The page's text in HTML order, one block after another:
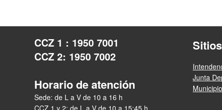
CCZ 1 : 1950 7001
CCZ 2: 1950 7002
Horario de atención
Sede: de L a V de 10 a 16 h
CCZ 1 y 2: de L a V de 10 a 15:45 h
Junta